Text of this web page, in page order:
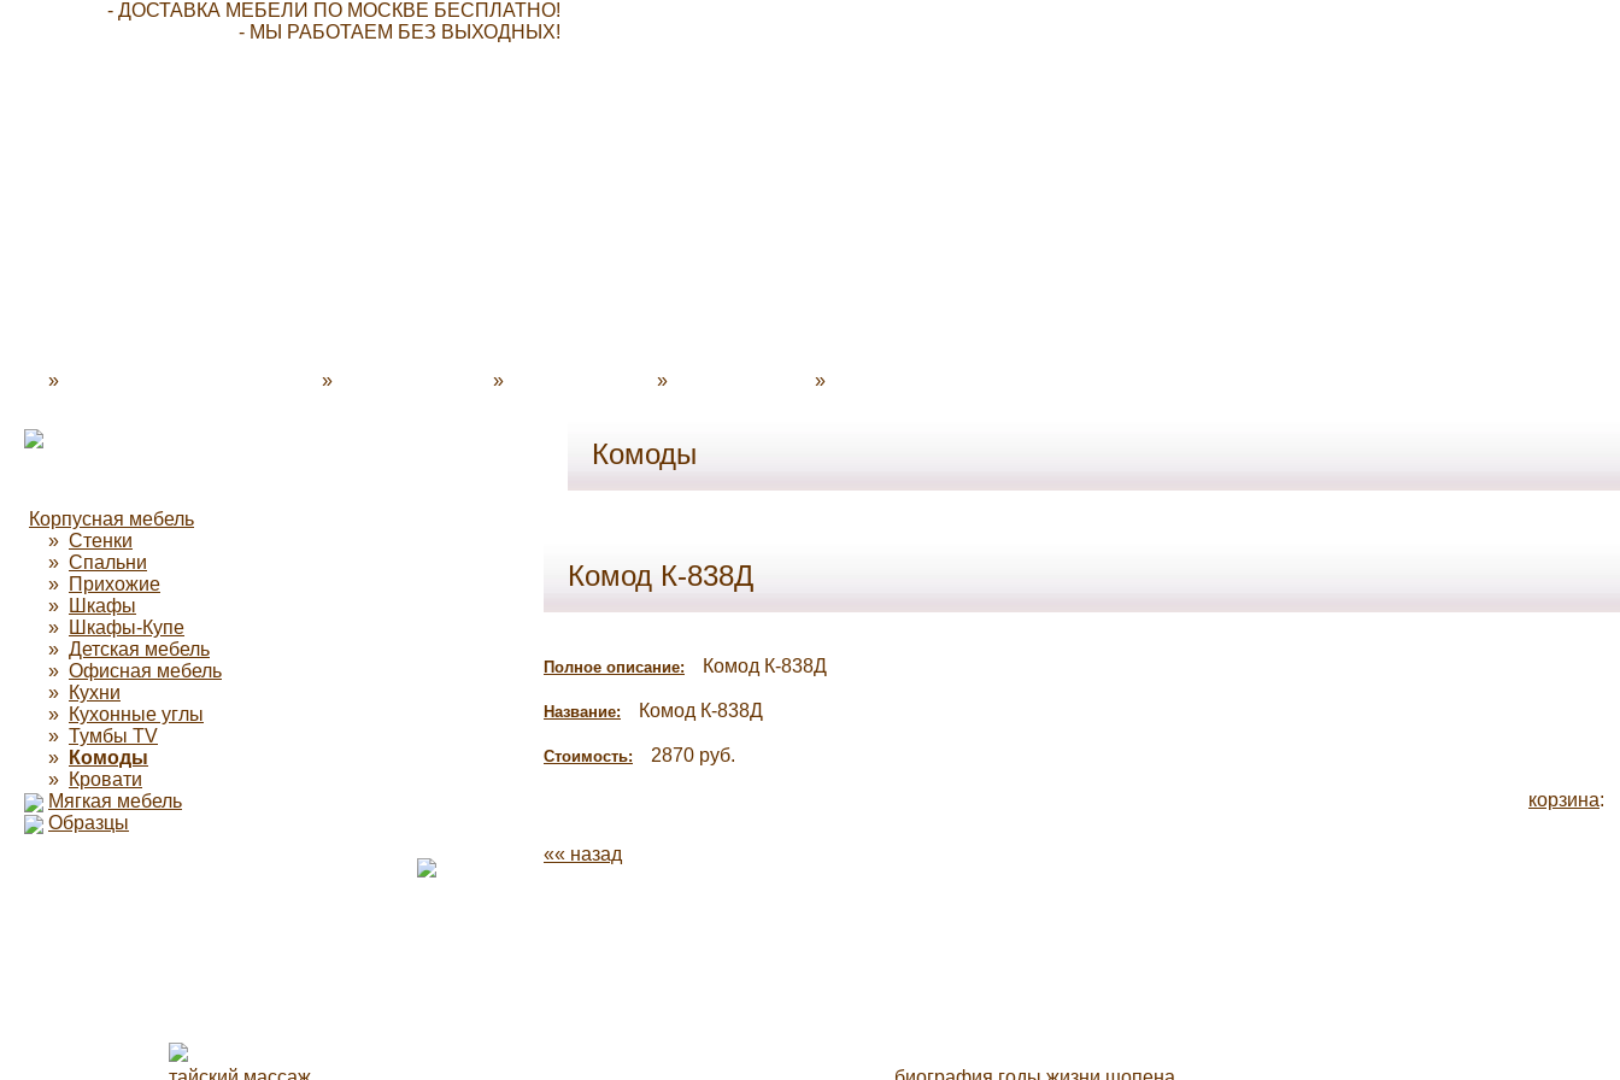
- ДОСТАВКА МЕБЕЛИ ПО МОСКВЕ БЕСПЛАТНО!
- МЫ РАБОТАЕМ БЕЗ ВЫХОДНЫХ!
» » » » »
Комоды
Корпусная мебель
» Стенки
» Спальни
» Прихожие
»
Шкафы
»
Шкафы-Купе
» Детская мебель
» Офисная мебель
» Кухни
» Кухонные углы
» Тумбы TV
»
Комоды
» Кровати
Мягкая мебель
Образцы
Комод К-838Д
Полное описание: Комод К-838Д
Название: Комод К-838Д
Стоимость: 2870 руб.
корзина:
«« назад